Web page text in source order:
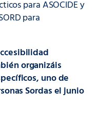
para ASOCIDE y
para
organizáis
uno de
Sordas el junio